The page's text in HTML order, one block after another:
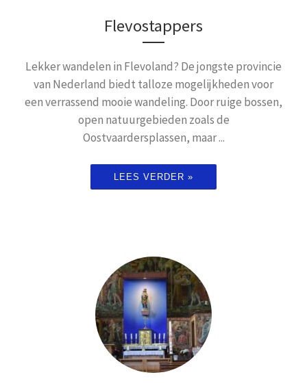
Flevostappers
Lekker wandelen in Flevoland? De jongste provincie
van Nederland biedt talloze mogelijkheden voor
een verrassend mooie wandeling. Door ruige bossen,
open natuurgebieden zoals de
Oostvaardersplassen, maar ...
LEES VERDER »